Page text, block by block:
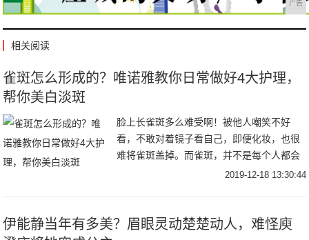
广告
相关阅读
雀斑怎么形成的？唯诺雅教你日常做好4大护理，
帮你美白淡斑
脸上长雀斑多么难受啊！被他人嘲笑不好
看，不敢对着镜子看自己，即便化妆，也很
难将雀斑盖掉。而雀斑，并不是每个人都会
长，那么长雀斑的人一般是哪些呢？雀斑是
2019-12-18 13:30:44
伊能静当年有多美？眉眼灵动楚楚动人，难怪庾